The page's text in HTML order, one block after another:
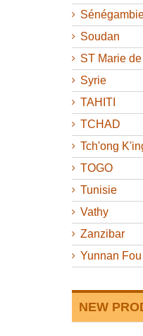
Soudan
ST Marie
Syrie
TAHITI
TCHAD
Tch'ong
TOGO
Tunisie
Vathy
Zanzibar
Yunnan Fou
NEW